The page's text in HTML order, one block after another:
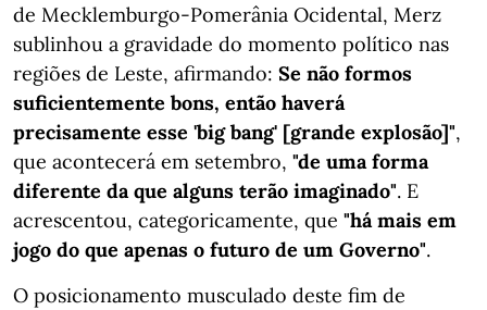
de Mecklemburgo-Pomerânia Ocidental, Merz
sublinhou a gravidade do momento político nas
regiões de Leste, afirmando: Se não formos
suficientemente bons, então haverá
precisamente esse 'big bang' [grande explosão]",
que acontecerá em setembro, "de uma forma
diferente da que alguns terão imaginado". E
acrescentou, categoricamente, que "há mais em
jogo do que apenas o futuro de um Governo".
O posicionamento musculado deste fim de